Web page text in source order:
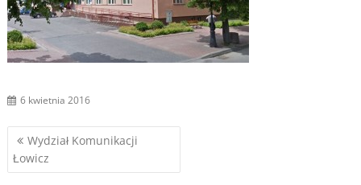
6 kwietnia 2016
Nawigacja
wpisu
Wydział Komunikacji
Łowicz